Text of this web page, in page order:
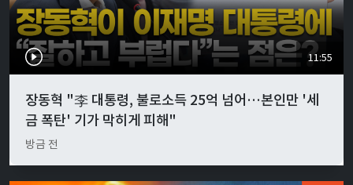
11:55
장동혁 "李 대통령, 불로소득 25억 넘어…본인만 '세
금 폭탄' 기가 막히게 피해"
방금 전